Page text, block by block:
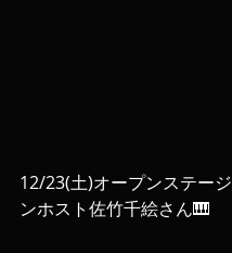
12/23(土)オープンステー
ンホスト佐竹千絵さん🎹